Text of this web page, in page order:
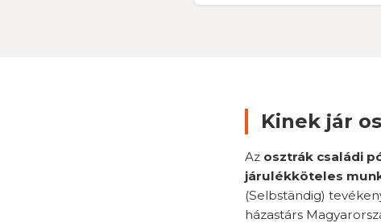
Kinek jár
Az osztrák családi
járulékköteles
(Selbständig)
házastárs